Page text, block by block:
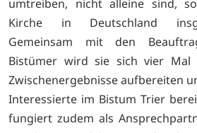
umtreiben, nicht alleine sind,
Kirche in Deutschland
Gemeinsam mit den
Bistümer wird sie sich vier Mal
Zwischenergebnisse aufbereiten
Interessierte im Bistum Trier
fungiert zudem als